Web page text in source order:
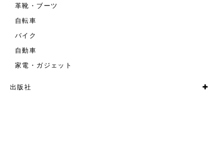
革靴・ブーツ
自転車
バイク
自動車
家電・ガジェット
出版社